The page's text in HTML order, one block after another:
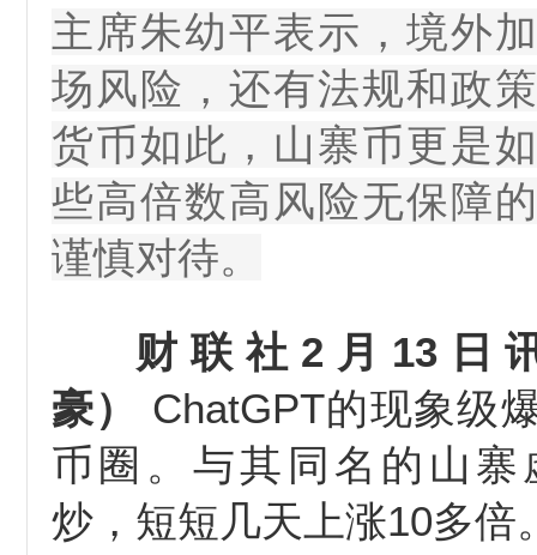
主席朱幼平表示，境外
场风险，还有法规和政
货币如此，山寨币更是
些高倍数高风险无保障
谨慎对待。
财联社2月13日
豪）
ChatGPT的现象级
币圈。与其同名的山寨
炒，短短几天上涨10多倍